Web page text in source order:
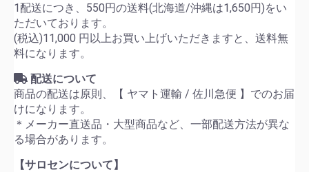
1配送につき、550円の送料(北海道/沖縄は1,650円)をい
ただいております。
(税込)11,000 円以上お買い上げいただきますと、送料無
料になります。
配送について
商品の配送は原則、【 ヤマト運輸 / 佐川急便 】でのお届
けになります。
＊メーカー直送品・大型商品など、一部配送方法が異な
る場合があります。
【サロセンについて】